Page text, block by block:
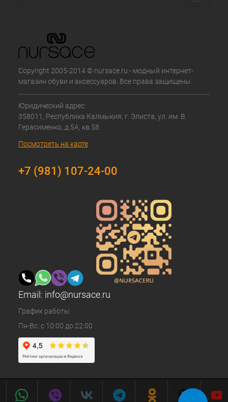
Copyright 2005-2014 © nursace.ru - модный интернет-
магазин обуви и аксессуаров. Все права защищены.
Юридический адрес:
358011, Республика Калмыкия, г. Элиста, ул. им. В.
Герасименко, д.5А, кв.58
Посмотреть на карте
+7 (981) 107-24-00
Email: info@nursace.ru
График работы
Пн-Вс: с 10:00 до 22:00